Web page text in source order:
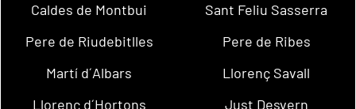
Caldes de Montbui
Sant Feliu Sasserra
Pere de Riudebitlles
Pere de Ribes
Martí d´Albars
Llorenç Savall
Llorenç d´Hortons
Just Desvern